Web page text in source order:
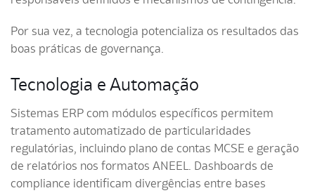
Por sua vez, a tecnologia potencializa os resultados das
boas práticas de governança.
Tecnologia e Automação
Sistemas ERP com módulos específicos permitem
tratamento automatizado de particularidades
regulatórias, incluindo plano de contas MCSE e geração
de relatórios nos formatos ANEEL. Dashboards de
compliance identificam divergências entre bases